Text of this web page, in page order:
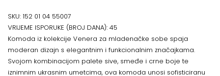
SKU: 152 01 04 55007
VRIJEME ISPORUKE (BROJ DANA): 45
Komoda iz kolekcije Venera za mladenačke sobe spaja
moderan dizajn s elegantnim i funkcionalnim značajkama.
Svojom kombinacijom palete sive, smeđe i crne boje te
iznimnim ukrasnim umetcima, ova komoda unosi sofisticiranu